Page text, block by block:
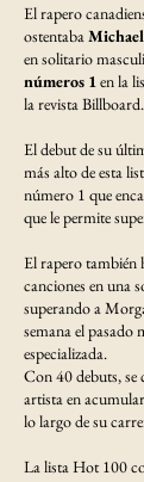
El rapero
ostentaba
en solitario
números 1en la
la revista Billboard.
El debut de su
más alto de esta
número 1 que
que le permite
El rapero también
canciones en una
superando a
semana el pasado
especializada.
Con 40 debuts, se
artista en
lo largo de su
La lista Hot 100